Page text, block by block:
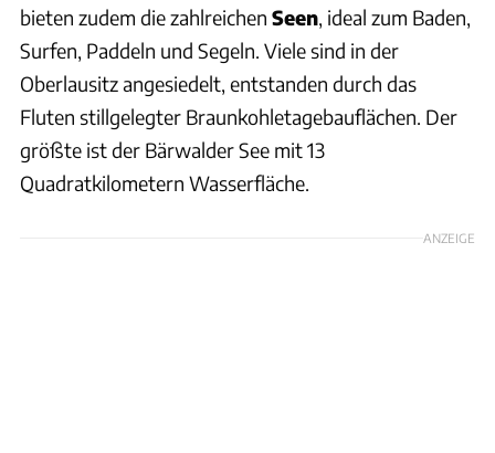
bieten zudem die zahlreichen Seen , ideal zum Baden,
Surfen, Paddeln und Segeln. Viele sind in der
Oberlausitz angesiedelt, entstanden durch das
Fluten stillgelegter Braunkohletagebauflächen. Der
größte ist der Bärwalder See mit 13
Quadratkilometern Wasserfläche.
ANZEIGE